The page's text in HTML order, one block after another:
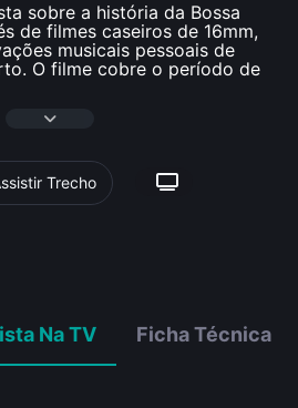
sobre a história da Bossa
de filmes caseiros de 16mm,
musicais pessoais de
O filme cobre o período de
Trecho
Na TV Ficha Técnica